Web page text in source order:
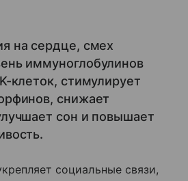
на сердце, смех
иммуноглобулинов
клеток, стимулирует
снижает
сон и повышает
социальные связи,